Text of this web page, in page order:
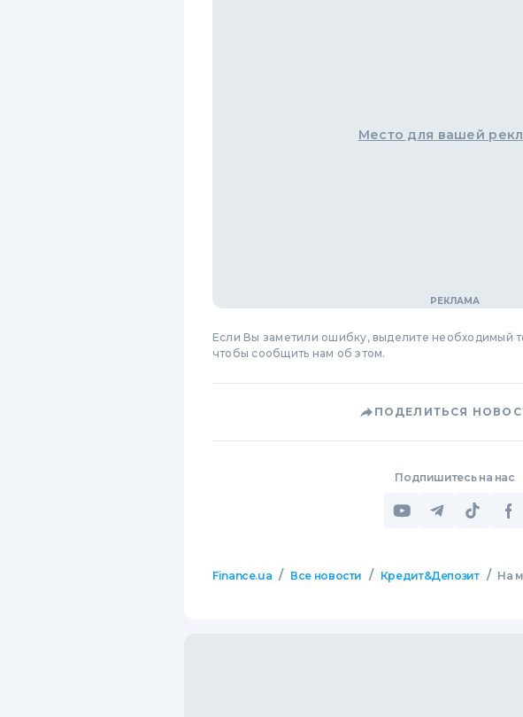
Место для вашей
Если Вы заметили ошибку, выделите необходимый
чтобы сообщить нам об этом.
ПОДЕЛИТЬСЯ
Подпишитесь на нас
Finance.ua / Все новости / Кредит&Депозит / На